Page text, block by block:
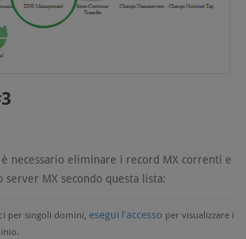
è necessario eliminare i record MX correnti e
server MX secondo questa lista:
per singoli domini, esegui l'accesso per visualizzare i